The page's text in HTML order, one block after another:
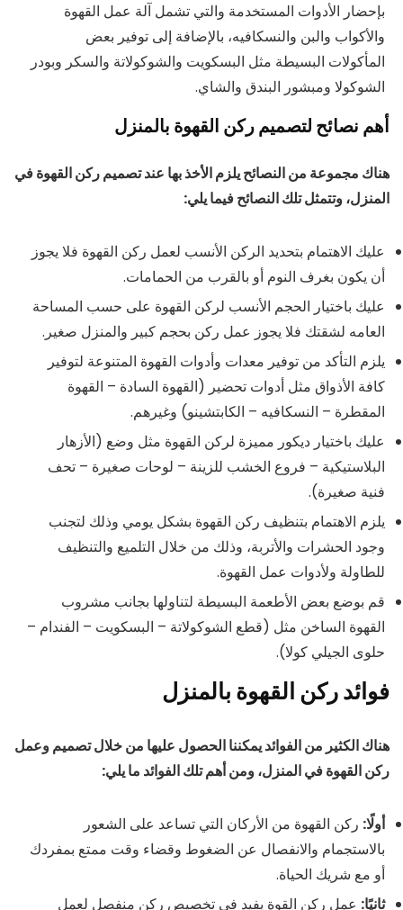
بإحضار الأدوات المستخدمة والتي تشمل آلة عمل القهوة
والأكواب والبن والنسكافيه، بالإضافة إلى توفير بعض
المأكولات البسيطة مثل البسكويت والشوكولاتة والسكر وبودر
الشوكولا ومبشور البندق والشاي.
أهم نصائح لتصميم ركن القهوة بالمنزل
هناك مجموعة من النصائح يلزم الأخذ بها عند تصميم ركن القهوة في
المنزل، وتتمثل تلك النصائح فيما يلي:
عليك الاهتمام بتحديد الركن الأنسب لعمل ركن القهوة فلا يجوز
أن يكون بغرف النوم أو بالقرب من الحمامات.
عليك باختيار الحجم الأنسب لركن القهوة على حسب المساحة
العامه لشقتك فلا يجوز عمل ركن بحجم كبير والمنزل صغير.
يلزم التأكد من توفير معدات وأدوات القهوة المتنوعة لتوفير
كافة الأذواق مثل أدوات تحضير (القهوة السادة – القهوة
المقطرة – النسكافيه – الكابتشينو) وغيرهم.
عليك باختيار ديكور مميزة لركن القهوة مثل وضع (الأزهار
البلاستيكية – فروع الخشب للزينة – لوحات صغيرة – تحف
فنية صغيرة).
يلزم الاهتمام بتنظيف ركن القهوة بشكل يومي وذلك لتجنب
وجود الحشرات والأتربة، وذلك من خلال التلميع والتنظيف
للطاولة ولأدوات عمل القهوة.
قم بوضع بعض الأطعمة البسيطة لتناولها بجانب مشروب
القهوة الساخن مثل (قطع الشوكولاتة – البسكويت – الفندام –
حلوى الجيلي كولا).
فوائد ركن القهوة بالمنزل
هناك الكثير من الفوائد يمكننا الحصول عليها من خلال تصميم وعمل
ركن القهوة في المنزل، ومن أهم تلك الفوائد ما يلي:
أولًا: ركن القهوة من الأركان التي تساعد على الشعور
بالاستجمام والانفصال عن الضغوط وقضاء وقت ممتع بمفردك
أو مع شريك الحياة.
ثانيًا: عمل ركن القوة يفيد في تخصيص ركن منفصل لعمل